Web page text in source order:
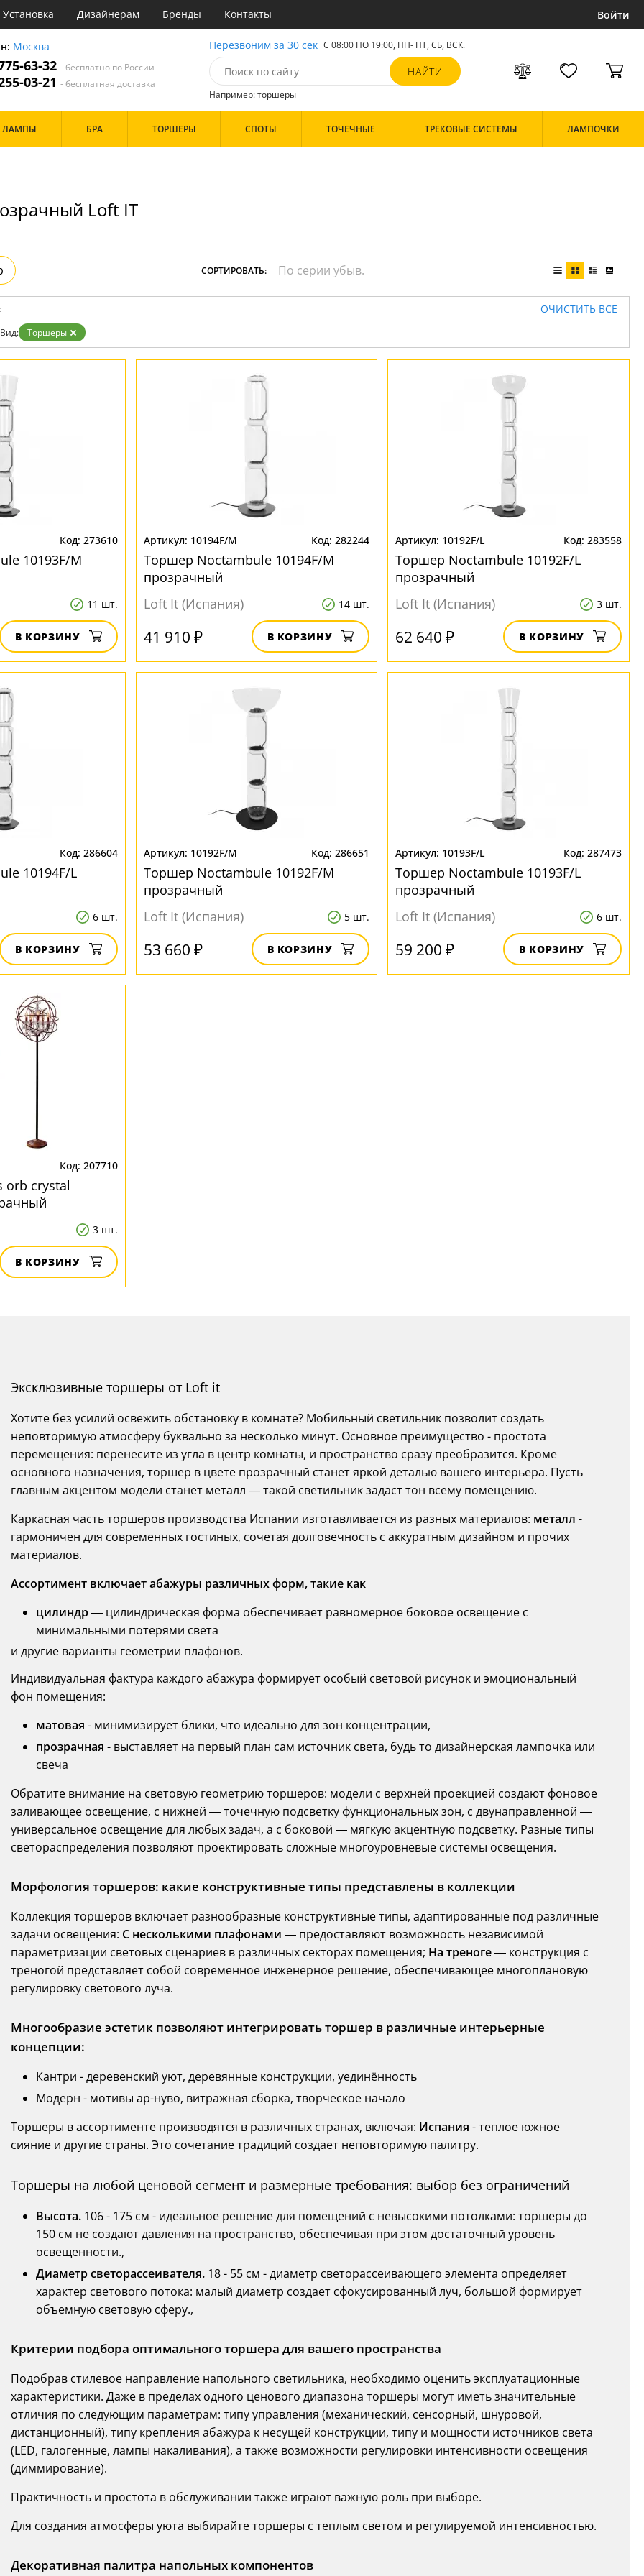
Установка Дизайнерам Бренды Контакты Войти
Москва
63-32- бесплатно по России
03-21- бесплатная доставка
Перезвоним за 30 сек С 08:00 ПО 19:00, ПН- ПТ, СБ, ВСК.
Например: торшеры
ЛАМПЫ БРА ТОРШЕРЫ СПОТЫ ТОЧЕЧНЫЕ ТРЕКОВЫЕ СИСТЕМЫ ЛАМПОЧКИ
Loft IT
СОРТИРОВАТЬ:
ОЧИСТИТЬ ВСЕ
Вид: Торшеры
273610
10193F/M
11 шт.
В КОРЗИНУ
10194F/M 282244
Торшер Noctambule 10194F/M
прозрачный
Loft It (Испания)
14 шт.
41 910 ₽ В КОРЗИНУ
10192F/L 283558
Торшер Noctambule 10192F/L
прозрачный
Loft It (Испания)
3 шт.
62 640 ₽ В КОРЗИНУ
286604
10194F/L
6 шт.
В КОРЗИНУ
10192F/M 286651
Торшер Noctambule 10192F/M
прозрачный
Loft It (Испания)
5 шт.
53 660 ₽ В КОРЗИНУ
10193F/L 287473
Торшер Noctambule 10193F/L
прозрачный
Loft It (Испания)
6 шт.
59 200 ₽ В КОРЗИНУ
207710
orb crystal
3 шт.
В КОРЗИНУ
Эксклюзивные торшеры от Loft it
Хотите без усилий освежить обстановку в комнате? Мобильный светильник позволит создать
неповторимую атмосферу буквально за несколько минут. Основное преимущество - простота
перемещения: перенесите из угла в центр комнаты, и пространство сразу преобразится. Кроме
основного назначения, торшер в цвете прозрачный станет яркой деталью вашего интерьера. Пусть
главным акцентом модели станет металл — такой светильник задаст тон всему помещению.
Каркасная часть торшеров производства Испании изготавливается из разных материалов: металл -
гармоничен для современных гостиных, сочетая долговечность с аккуратным дизайном и прочих
материалов.
Ассортимент включает абажуры различных форм, такие как
цилиндр— цилиндрическая форма обеспечивает равномерное боковое освещение с
минимальными потерями света
и другие варианты геометрии плафонов.
Индивидуальная фактура каждого абажура формирует особый световой рисунок и эмоциональный
фон помещения:
матовая - минимизирует блики, что идеально для зон концентрации,
прозрачная - выставляет на первый план сам источник света, будь то дизайнерская лампочка или
свеча
Обратите внимание на световую геометрию торшеров: модели с верхней проекцией создают фоновое
заливающее освещение, с нижней — точечную подсветку функциональных зон, с двунаправленной —
универсальное освещение для любых задач, а с боковой — мягкую акцентную подсветку. Разные типы
светораспределения позволяют проектировать сложные многоуровневые системы освещения.
Морфология торшеров: какие конструктивные типы представлены в коллекции
Коллекция торшеров включает разнообразные конструктивные типы, адаптированные под различные
задачи освещения: С несколькими плафонами — предоставляют возможность независимой
параметризации световых сценариев в различных секторах помещения; На треноге— конструкция с
треногой представляет собой современное инженерное решение, обеспечивающее многоплановую
регулировку светового луча.
Многообразие эстетик позволяют интегрировать торшер в различные интерьерные
концепции:
Кантри - деревенский уют, деревянные конструкции, уединённость
Модерн - мотивы ар-нуво, витражная сборка, творческое начало
Торшеры в ассортименте производятся в различных странах, включая: Испания - теплое южное
сияние и другие страны. Это сочетание традиций создает неповторимую палитру.
Торшеры на любой ценовой сегмент и размерные требования: выбор без ограничений
Высота. 106 - 175 см - идеальное решение для помещений с невысокими потолками: торшеры до
150 см не создают давления на пространство, обеспечивая при этом достаточный уровень
освещенности.,
Диаметр светорассеивателя. 18 - 55 см - диаметр светорассеивающего элемента определяет
характер светового потока: малый диаметр создает сфокусированный луч, большой формирует
объемную световую сферу.,
Критерии подбора оптимального торшера для вашего пространства
Подобрав стилевое направление напольного светильника, необходимо оценить эксплуатационные
характеристики. Даже в пределах одного ценового диапазона торшеры могут иметь значительные
отличия по следующим параметрам: типу управления (механический, сенсорный, шнуровой,
дистанционный), типу крепления абажура к несущей конструкции, типу и мощности источников света
(LED, галогенные, лампы накаливания), а также возможности регулировки интенсивности освещения
(диммирование).
Практичность и простота в обслуживании также играют важную роль при выборе.
Для создания атмосферы уюта выбирайте торшеры с теплым светом и регулируемой интенсивностью.
Декоративная палитра напольных компонентов